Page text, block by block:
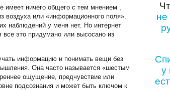
не
у
имеет ничего общего с тем мнением ,
воздуха или «информационного поля».
наблюдений у меня нет. Но интернет
все это придумано или высосано из
информацию и понимать вещи без
Она часто называется «шестым
ощущение, предчувствие или
подсознания и может быть ключом к